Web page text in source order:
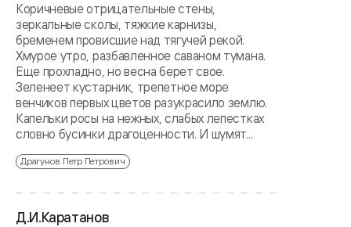
Коричневые отрицательные стены,
зеркальные сколы, тяжкие карнизы,
бременем провисшие над тягучей рекой.
Хмурое утро, разбавленное саваном тумана.
Еще прохладно, но весна берет свое.
Зеленеет кустарник, трепетное море
венчиков первых цветов разукрасило землю.
Капельки росы на нежных, слабых лепестках
словно бусинки драгоценности. И шумят...
Драгунов Петр Петрович
Д.И.Каратанов